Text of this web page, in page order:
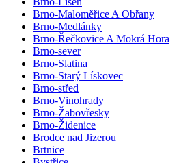
Brno-Maloměřice A Obřany
Brno-Medlánky
Brno-Řečkovice A Mokrá Hora
Brno-sever
Brno-Slatina
Brno-Starý Lískovec
Brno-střed
Brno-Vinohrady
Brno-Žabovřesky
Brno-Židenice
Brodce nad Jizerou
Brtnice